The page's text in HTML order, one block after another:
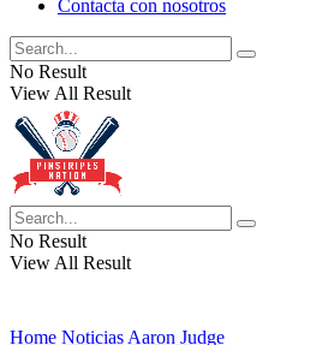
Contacta con nosotros
No Result
View All Result
No Result
View All Result
Home Noticias Aaron Judge